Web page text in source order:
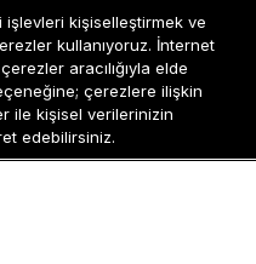
Ayarları
Outlet Kadın
Outlet Kadın
Outlet
Outlet
kişiselleştirmek ve
kullanıyoruz. İnternet
aracılığıyla elde
çerezlere ilişkin
ile kişisel verilerinizin
edebilirsiniz.